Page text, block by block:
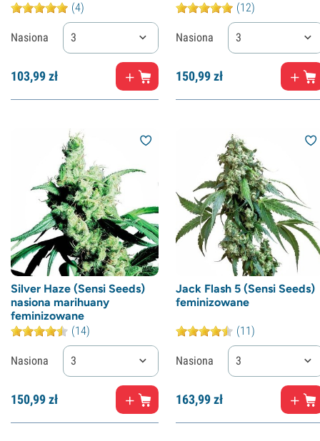
(4)
Nasiona 3
103,99zł
(12)
Nasiona 3
150,99zł
Silver Haze (Sensi Seeds)
nasiona marihuany
feminizowane
(14)
Nasiona 3
150,99zł
Jack Flash 5 (Sensi Seeds)
feminizowane
(11)
Nasiona 3
163,99zł